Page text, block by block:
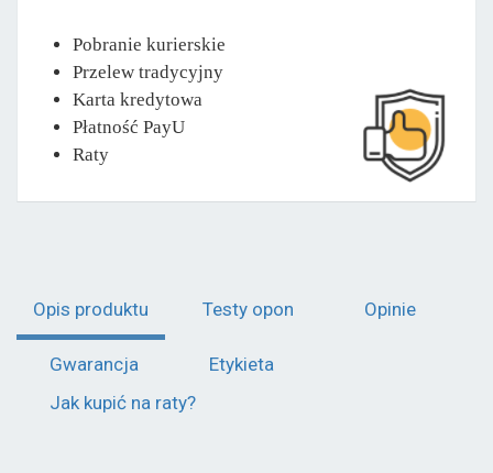
Pobranie kurierskie
Przelew tradycyjny
Karta kredytowa
Płatność PayU
Raty
Opis produktu Testy opon Opinie
Gwarancja
Etykieta
Jak kupić na raty?